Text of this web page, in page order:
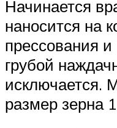
Начинается
наносится на
прессования
грубой
исключается.
размер зерна